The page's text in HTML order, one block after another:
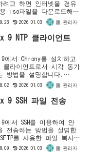
려고 하면 인터넷을 경유
iso파일을 다운로드해서
버를 설치할 수 있습니
치된 Linux 서버도 인터
능...
2026.01.03 웹 관리자
9 NTP 클라이언트
에서 Chrony를 설치하고
클라이언트로서 시각 동기
방법을 설명합니다.
, 설정 파일 수정, 유효화
방법을 단계별로 안내합니
2026.01.03 웹 관리자
9 SSH 파일 전송
에서 SSH를 이용하여 안
전송하는 방법을 설명합
를 사용한 파일 복사
, 파일 업로드 및 다운로
2026.01.03 웹 관리자